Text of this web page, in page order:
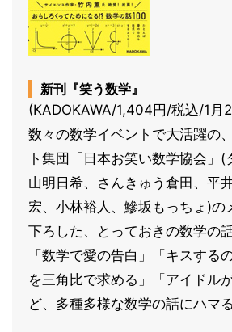
新刊『笑う数学』
(KADOKAWA/1,404円/税込/1月
数々の数学イベントで大活躍の
ト集団「日本お笑い数学協会」(
山明日希、さんきゅう倉田、平
宏、小林裕人、鰺坂もっちょ)の
下ろした、とっておきの数学の
「数学で愛の告白」「キスする
を三角比で求める」「アイドル
ど、多種多様な数学の話にハマ